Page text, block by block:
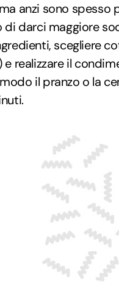
anzi sono
di darci maggiore
scegliere
realizzare il
il pranzo o la